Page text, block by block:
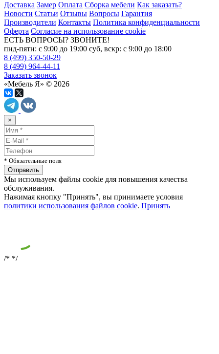
Доставка Замер Оплата Сборка мебели Как заказать?
Новости Статьи Отзывы Вопросы Гарантия
Производители Контакты Политика конфиденциальности
Оферта Согласие на использование cookie
ЕСТЬ ВОПРОСЫ? ЗВОНИТЕ!
пнд-пятн: с 9:00 до 19:00 суб, вскр: с 9:00 до 18:00
8 (499) 350-50-29
8 (499) 964-44-11
Заказать звонок
«Мебель Я» © 2026
×
* Обязательные поля
Мы используем файлы cookie для повышения качества
обслуживания.
Нажимая кнопку "Принять", вы принимаете условия
политики использования файлов cookie. Принять
/* */